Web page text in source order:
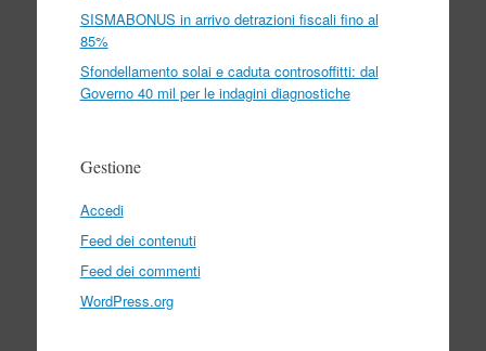
SISMABONUS in arrivo detrazioni fiscali fino al
85%
Sfondellamento solai e caduta controsoffitti: dal
Governo 40 mil per le indagini diagnostiche
Gestione
Accedi
Feed dei contenuti
Feed dei commenti
WordPress.org